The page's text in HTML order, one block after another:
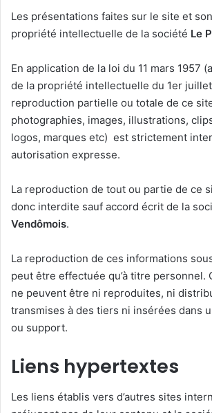
Les présentations faites sur le site et
propriété intellectuelle de la société Le
En application de la loi du 11 mars 1957
de la propriété intellectuelle du 1er
reproduction partielle ou totale de ce
photographies, images, illustrations,
logos, marques etc) est strictement
autorisation expresse.
La reproduction de tout ou partie de ce
donc interdite sauf accord écrit de la
Vendômois.
La reproduction de ces informations
peut être effectuée qu’à titre personnel.
ne peuvent être ni reproduites, ni
transmises à des tiers ni insérées dans
ou support.
Liens hypertextes
Les liens établis vers d’autres sites